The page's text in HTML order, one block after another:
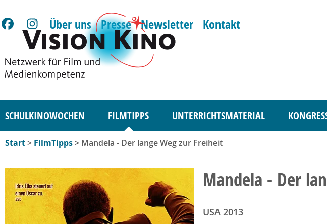
Über uns Presse Newsletter Kontakt
SCHULKINOWOCHEN FILMTIPPS UNTERRICHTSMATERIAL
Start> FilmTipps> Mandela - Der lange Weg zur Freiheit
Mandela - Der
USA 2013